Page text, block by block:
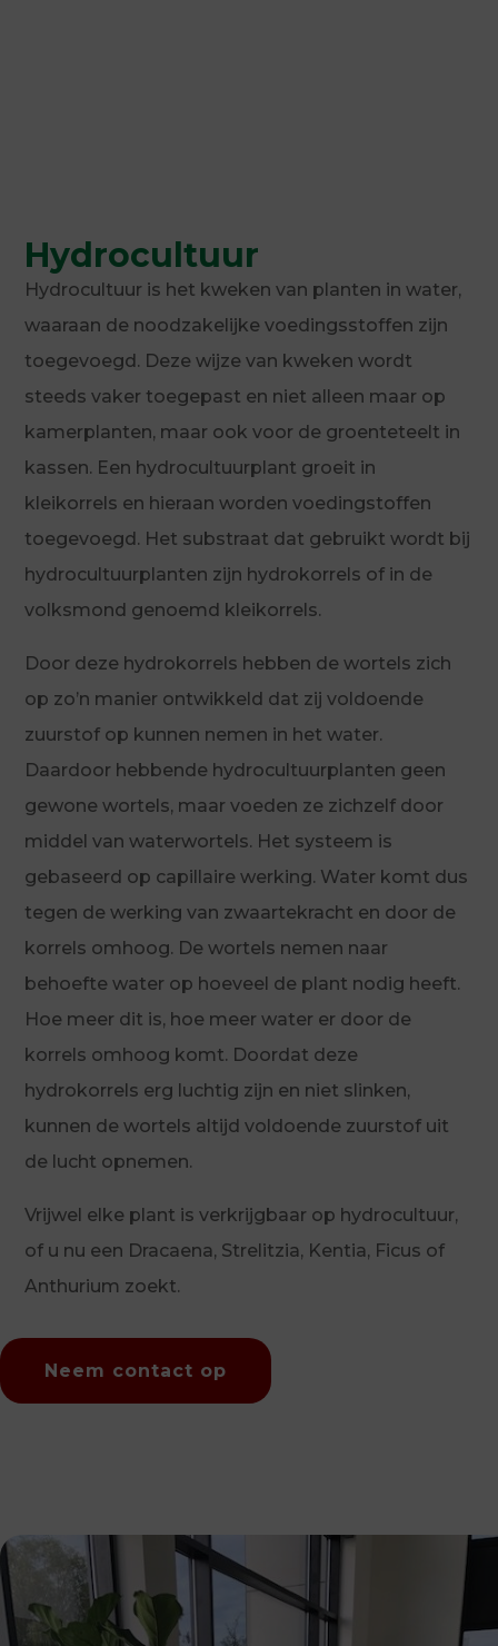
Hydrocultuur
Hydrocultuur is het kweken van planten in water,
waaraan de noodzakelijke voedingsstoffen zijn
toegevoegd. Deze wijze van kweken wordt
steeds vaker toegepast en niet alleen maar op
kamerplanten, maar ook voor de groenteteelt in
kassen. Een hydrocultuurplant groeit in
kleikorrels en hieraan worden voedingstoffen
toegevoegd. Het substraat dat gebruikt wordt bij
hydrocultuurplanten zijn hydrokorrels of in de
volksmond genoemd kleikorrels.
Door deze hydrokorrels hebben de wortels zich
op zo’n manier ontwikkeld dat zij voldoende
zuurstof op kunnen nemen in het water.
Daardoor hebbende hydrocultuurplanten geen
gewone wortels, maar voeden ze zichzelf door
middel van waterwortels. Het systeem is
gebaseerd op capillaire werking. Water komt dus
tegen de werking van zwaartekracht en door de
korrels omhoog. De wortels nemen naar
behoefte water op hoeveel de plant nodig heeft.
Hoe meer dit is, hoe meer water er door de
korrels omhoog komt. Doordat deze
hydrokorrels erg luchtig zijn en niet slinken,
kunnen de wortels altijd voldoende zuurstof uit
de lucht opnemen.
Vrijwel elke plant is verkrijgbaar op hydrocultuur,
of u nu een Dracaena, Strelitzia, Kentia, Ficus of
Anthurium zoekt.
Neem contact op